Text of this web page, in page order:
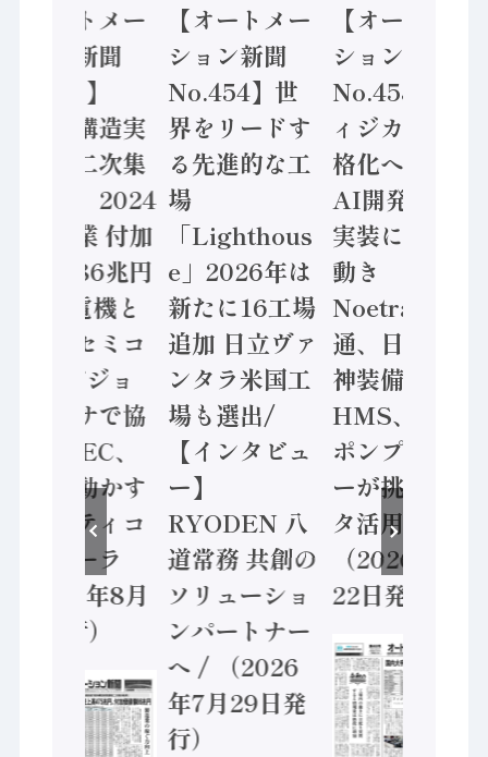
【オートメー
ション新聞
No.455】
「経済構造実
態調査二次集
計結果」2024
年製造業 付加
価値額86兆円
/ 三菱電機と
ソニーセミコ
ン AIビジョ
ンセンサで協
業 / IDEC、
安全に動かす
セーフティコ
ントローラ
（2026年8月
5日発行）
【オートメー
ション新聞
No.454】世
界をリードす
る先進的な工
場
「Lighthous
e」2026年は
新たに16工場
追加 日立ヴァ
ンタラ米国工
場も選出/
【インタビュ
ー】
RYODEN 八
道常務 共創の
ソリューショ
ンパートナー
へ / （2026
年7月29日発
行）
【オートメー
ション新聞
No.453】フ
ィジカルAI本
格化へ 国産
AI開発や社会
実装に活発な
動き
Noetra、富士
通、日立 / 兵
神装備 ×
HMS、老舗
ポンプメーカ
ーが挑むデー
タ活用 など
（2026年7月
22日発行）